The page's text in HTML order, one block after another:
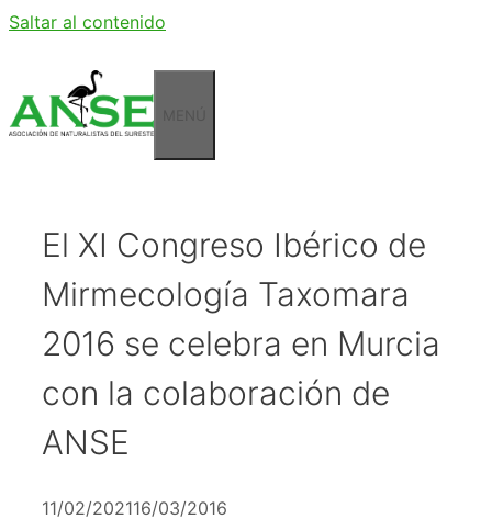
Saltar al contenido
El XI Congreso Ibérico de
Mirmecología Taxomara
2016 se celebra en Murcia
con la colaboración de
ANSE
11/02/202116/03/2016